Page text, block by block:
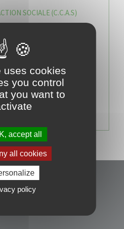
SOCIALE (C.C.A.S)
TECHNIQUES
ET MOYENS
URBAIN DURABL
uses cookies
you control
you want to
accept all
all cookies
policy